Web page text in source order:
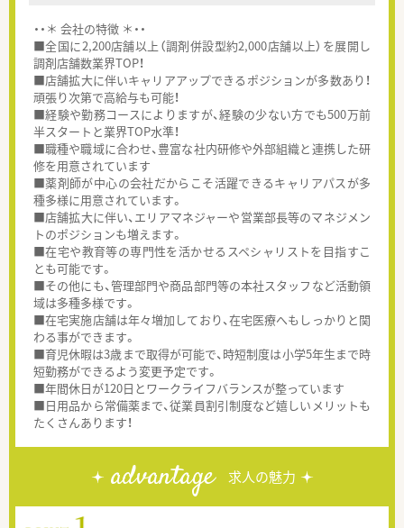
・・＊ 会社の特徴 ＊・・
■全国に2,200店舗以上（調剤併設型約2,000店舗以上）を展開し
調剤店舗数業界TOP！
■店舗拡大に伴いキャリアアップできるポジションが多数あり！
頑張り次第で高給与も可能！
■経験や勤務コースによりますが、経験の少ない方でも500万前
半スタートと業界TOP水準！
■職種や職域に合わせ、豊富な社内研修や外部組織と連携した研
修を用意されています
■薬剤師が中心の会社だからこそ活躍できるキャリアパスが多
種多様に用意されています。
■店舗拡大に伴い、エリアマネジャーや営業部長等のマネジメン
トのポジションも増えます。
■在宅や教育等の専門性を活かせるスペシャリストを目指すこ
とも可能です。
■その他にも、管理部門や商品部門等の本社スタッフなど活動領
域は多種多様です。
■在宅実施店舗は年々増加しており、在宅医療へもしっかりと関
わる事ができます。
■育児休暇は3歳まで取得が可能で、時短制度は小学5年生まで時
短勤務ができるよう変更予定です。
■年間休日が120日とワークライフバランスが整っています
■日用品から常備薬まで、従業員割引制度など嬉しいメリットも
たくさんあります！
advantage 求人の魅力